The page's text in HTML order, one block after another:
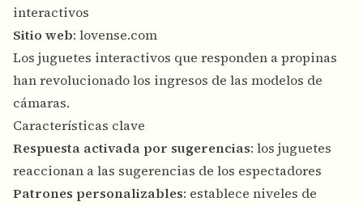
interactivos
Sitio web: lovense.com
Los juguetes interactivos que responden a propinas
han revolucionado los ingresos de las modelos de
cámaras.
Características clave
Respuesta activada por sugerencias: los juguetes
reaccionan a las sugerencias de los espectadores
Patrones personalizables: establece niveles de